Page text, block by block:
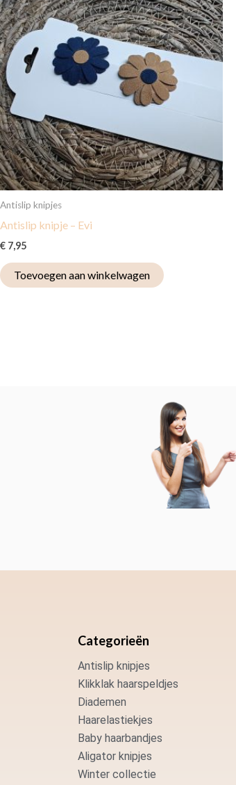
Antislip knipjes
Antislip knipje – Evi
€ 7,95
Toevoegen aan winkelwagen
Categorieën
Antislip knipjes
Klikklak haarspeldjes
Diademen
Haarelastiekjes
Baby haarbandjes
Aligator knipjes
Winter collectie